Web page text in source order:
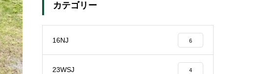
カテゴリー
16NJ 6
23WSJ 4